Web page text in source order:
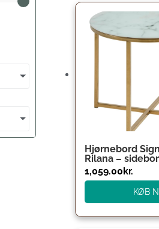
Hjørnebord
Rilana –
krystalklar
glas med
50×50 H42 cm
1,059.00 kr.
KØB